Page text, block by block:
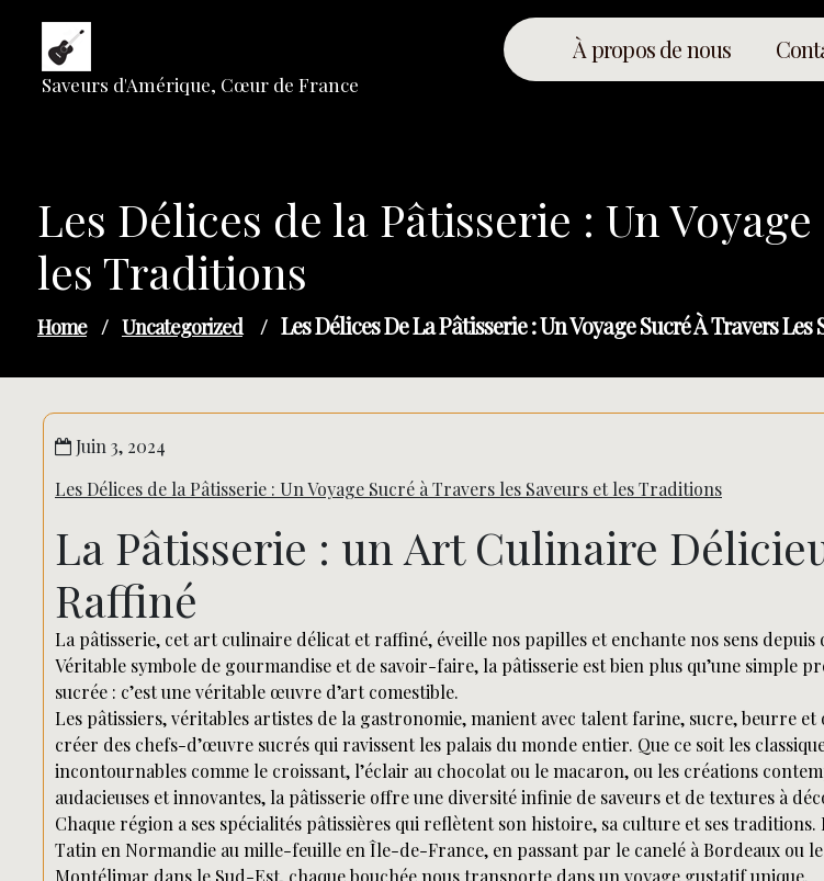
content
Saveurs d'Amérique, Cœur de France
À propos de nous
Les Délices de la Pâtisserie : Un
les Traditions
Home / Uncategorized / Les Délices De La Pâtisserie : Un Voyage Sucré À Travers
Juin 3, 2024
Les Délices de la Pâtisserie : Un Voyage Sucré à Travers les Saveurs et les Traditions
La Pâtisserie : un Art Culinaire
Raffiné
La pâtisserie, cet art culinaire délicat et raffiné, éveille nos papilles et enchante nos sens depuis
Véritable symbole de gourmandise et de savoir-faire, la pâtisserie est bien plus qu’une simple
sucrée : c’est une véritable œuvre d’art comestible.
Les pâtissiers, véritables artistes de la gastronomie, manient avec talent farine, sucre, beurre
créer des chefs-d’œuvre sucrés qui ravissent les palais du monde entier. Que ce soit les
incontournables comme le croissant, l’éclair au chocolat ou le macaron, ou les créations
audacieuses et innovantes, la pâtisserie offre une diversité infinie de saveurs et de textures à
Chaque région a ses spécialités pâtissières qui reflètent son histoire, sa culture et ses traditions.
Tatin en Normandie au mille-feuille en Île-de-France, en passant par le canelé à Bordeaux ou
Montélimar dans le Sud-Est, chaque bouchée nous transporte dans un voyage gustatif unique.